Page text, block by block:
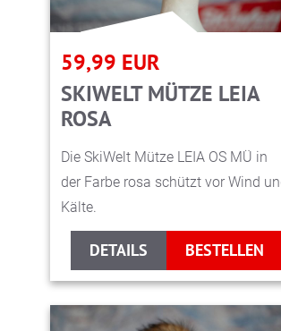
59,99 EUR
SKIWELT MÜTZE LEIA
ROSA
Die SkiWelt Mütze LEIA OS MÜ in
der Farbe rosa schützt vor Wind
Kälte.
DETAILS BESTELLEN